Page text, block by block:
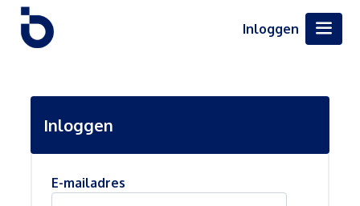
Inloggen
Inloggen
E-mailadres